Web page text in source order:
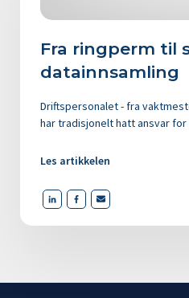
Fra ringperm til
datainnsamling
Driftspersonalet - fra
har tradisjonelt hatt ansvar for
Les artikkelen